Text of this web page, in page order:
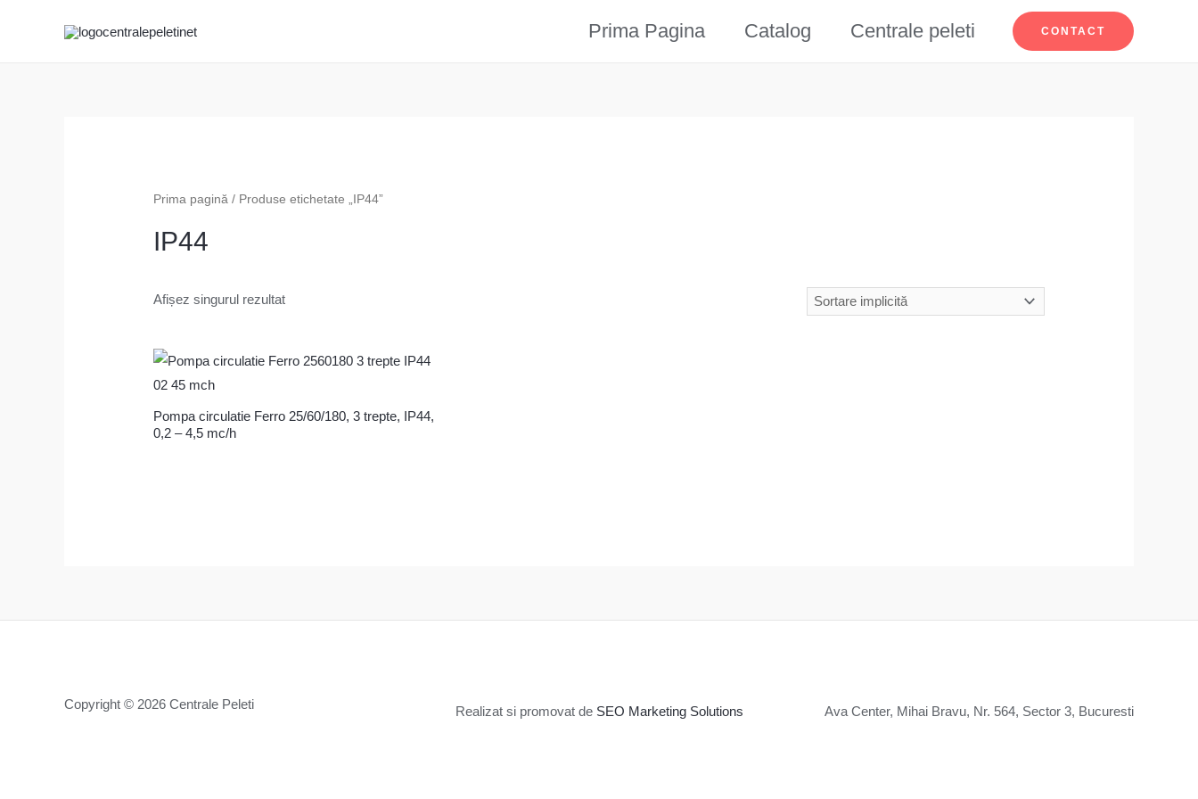
Prima Pagina Catalog Centrale peleti CONTACT
Prima pagină / Produse etichetate „IP44”
IP44
Afișez singurul rezultat
Pompa circulatie Ferro 25/60/180, 3 trepte, IP44,
0,2 – 4,5 mc/h
Copyright © 2026 Centrale Peleti Realizat si promovat de SEO Marketing Solutions Ava Center, Mihai Bravu, Nr. 564, Sector 3, Bucuresti